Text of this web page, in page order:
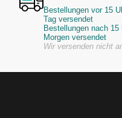
Bestellungen vor 15
Tag versendet
Bestellungen nach
Morgen versendet
Wir versenden nicht